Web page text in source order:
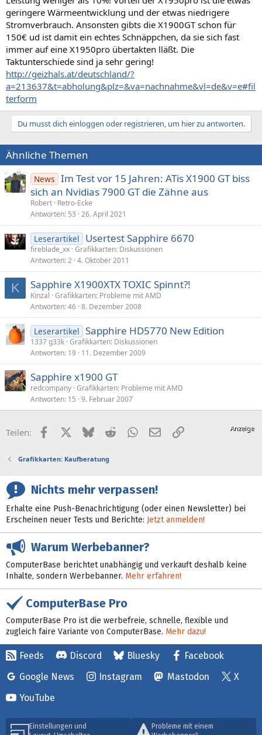
geringere Wärmeentwicklung und der etwas niedrigere
Stromverbrauch. Ansonsten gibts die X1900GT schon für
150€ ud ist damit ein echtes Schnäppchen, da sie sich fast
immer auf eine X1950pro übertakten lläßt. Die
Taktunterschiede sind ja sehr gering!
http://geizhals.at/deutschland/?
a=213637&t=abholung&plz=&va=nachnahme&vl=de&v=e#fil
terform
Du musst dich einloggen oder registrieren, um hier zu antworten.
Ähnliche Themen
News Im Test vor 15 Jahren: ATis X1900 GT biss
sich an Nvidias 7900 GT die Zähne aus
Robert Retro-Ecke
Antworten 53 26. April 2021
Leserartikel Usertest Sapphire 6670
fireblade_xx Grafikkarten: Diskussionen
Antworten 2 4. Oktober 2011
K Sapphire X1900XTX TOXIC Spinnt?!
Kinzal Grafikkarten: Probleme mit AMD
Antworten 46 8. Dezember 2008
Leserartikel Sapphire HD5770 New Edition
1337 g33k Grafikkarten: Diskussionen
Antworten 19 11. Dezember 2009
Sapphire x1900 GT
redcompany Grafikkarten: Probleme mit AMD
Antworten 15 9. Februar 2007
Teilen: FacebookX (Twitter)
BlueskyRedditWhatsApp
E-MailLink
Grafikkarten: Kaufberatung
Nichts mehr verpassen!
Erhalte eine Push-Benachrichtigung (oder einen Newsletter) bei
Erscheinen neuer Tests und Berichte: Jetzt anmelden!
Warum Werbebanner?
ComputerBase berichtet unabhängig und verkauft deshalb keine
Inhalte, sondern Werbebanner. Mehr erfahren!
ComputerBase Pro
ComputerBase Pro ist die werbefreie, schnelle, flexible und
zugleich faire Variante von ComputerBase. Mehr dazu!
Feeds Discord Bluesky
Facebook
Google News
Instagram Mastodon
X
YouTube
Einstellungen und
Probleme mit einem